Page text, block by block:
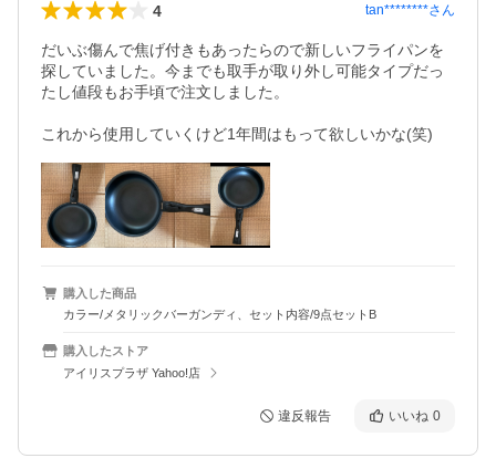
4 tan********さん
だいぶ傷んで焦げ付きもあったらので新しいフライパンを
探していました。今までも取手が取り外し可能タイプだっ
たし値段もお手頃で注文しました。
これから使用していくけど1年間はもって欲しいかな(笑)
購入した商品
カラー/メタリックバーガンディ、セット内容/9点セットB
購入したストア
アイリスプラザ Yahoo!店
違反報告 いいね 0